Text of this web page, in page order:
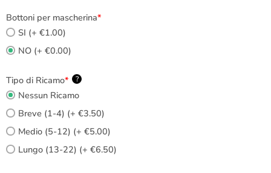
Bottoni per mascherina*
SI (+ €1.00)
NO (+ €0.00)
Tipo di Ricamo* ?
Nessun Ricamo
Breve (1-4) (+ €3.50)
Medio (5-12) (+ €5.00)
Lungo (13-22) (+ €6.50)